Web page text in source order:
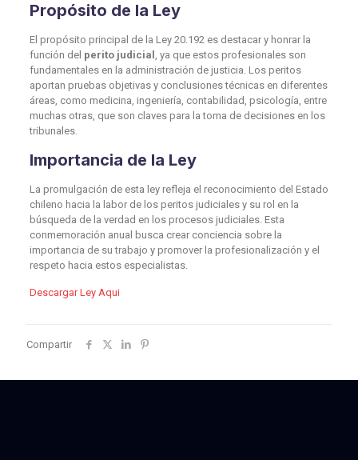
Propósito de la Ley
El propósito principal de la Ley 20.192 es destacar y honrar la
función del perito judicial , ya que estos profesionales son
fundamentales en la administración de justicia. Los peritos
aportan pruebas objetivas y conclusiones técnicas en diferentes
áreas, como medicina, ingeniería, contabilidad, psicología, entre
muchas otras, que son claves para la toma de decisiones en los
tribunales.
Importancia de la Ley
La promulgación de esta ley refleja el reconocimiento del Estado
chileno hacia la labor de los peritos judiciales y su rol en la
búsqueda de la verdad en los procesos judiciales. Esta
conmemoración anual busca crear conciencia sobre la
importancia de su trabajo y promover la profesionalización y el
respeto hacia estos especialistas.
Descargar Ley Aqui
Compartir